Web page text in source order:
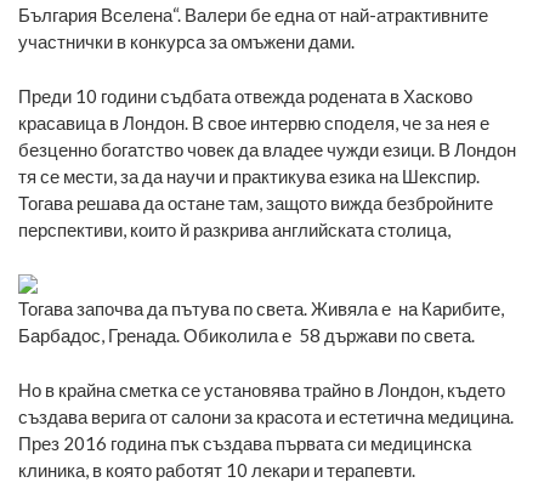
България Вселена“. Валери бе една от най-атрактивните
участнички в конкурса за омъжени дами.
Преди 10 години съдбата отвежда родената в Хасково
красавица в Лондон. В свое интервю споделя, че за нея е
безценно богатство човек да владее чужди езици. В Лондон
тя се мести, за да научи и практикува езика на Шекспир.
Тогава решава да остане там, защото вижда безбройните
перспективи, които й разкрива английската столица,
Тогава започва да пътува по света. Живяла е на Карибите,
Барбадос, Гренада. Обиколила е 58 държави по света.
Но в крайна сметка се установява трайно в Лондон, където
създава верига от салони за красота и естетична медицина.
През 2016 година пък създава първата си медицинска
клиника, в която работят 10 лекари и терапевти.